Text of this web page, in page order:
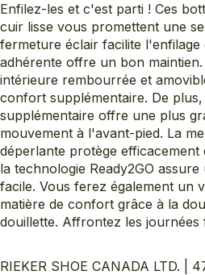
Enfilez-les et c'est parti ! Ces
cuir lisse vous promettent une
fermeture éclair facilite l'enfilage
adhérente offre un bon
intérieure rembourrée et
confort supplémentaire. De
supplémentaire offre une plus
mouvement à l'avant-pied. La
déperlante protège efficacement
la technologie Ready2GO
facile. Vous ferez également un
matière de confort grâce à la
douillette. Affrontez les journées
RIEKER SHOE CANADA LTD. |